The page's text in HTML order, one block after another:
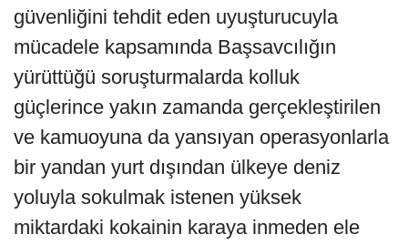
güvenliğini tehdit eden uyuşturucuyla
mücadele kapsamında Başsavcılığın
yürüttüğü soruşturmalarda kolluk
güçlerince yakın zamanda gerçekleştirilen
ve kamuoyuna da yansıyan operasyonlarla
bir yandan yurt dışından ülkeye deniz
yoluyla sokulmak istenen yüksek
miktardaki kokainin karaya inmeden ele